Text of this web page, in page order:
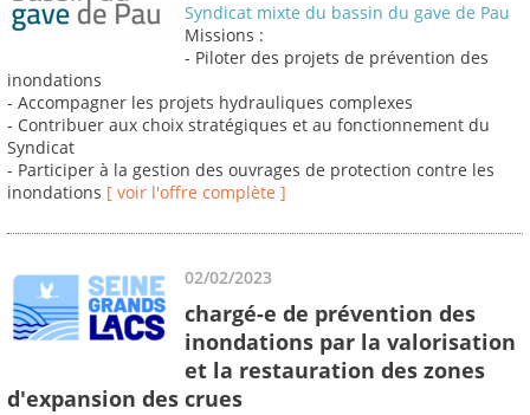
Syndicat mixte du bassin du gave de Pau
Missions :
- Piloter des projets de prévention des
inondations
- Accompagner les projets hydrauliques complexes
- Contribuer aux choix stratégiques et au fonctionnement du
Syndicat
- Participer à la gestion des ouvrages de protection contre les
inondations [ voir l'offre complète ]
02/02/2023
chargé-e de prévention des
inondations par la valorisation
et la restauration des zones
d'expansion des crues